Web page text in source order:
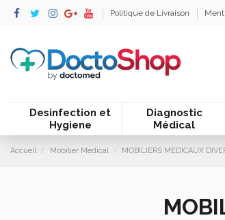
Politique de Livraison
Desinfection et
Hygiene
Diagnostic
Médical
Accueil Mobilier Médical MOBILIERS MEDICAUX